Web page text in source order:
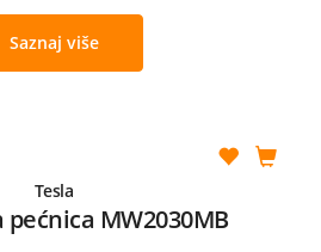
Saznaj više
Tesla
MW2030MB